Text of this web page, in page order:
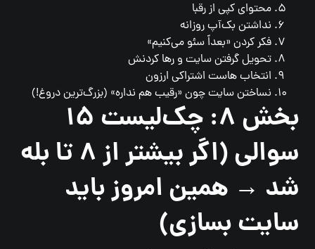
محتوای کپی از رقبا
نداشتن بک‌آپ روزانه
فکر کردن «بعداً سئو می‌کنیم»
تحویل گرفتن سایت و رها کردنش
انتخاب هاست اشتراکی ارزون
نساختن سایت چون «رقیب هم نداره» (بزرگ‌ترین دروغ!)
بخش ۸: چک‌لیست ۱۵
سوالی (اگر بیشتر از ۸ تا بله
شد → همین امروز باید
سایت بسازی)